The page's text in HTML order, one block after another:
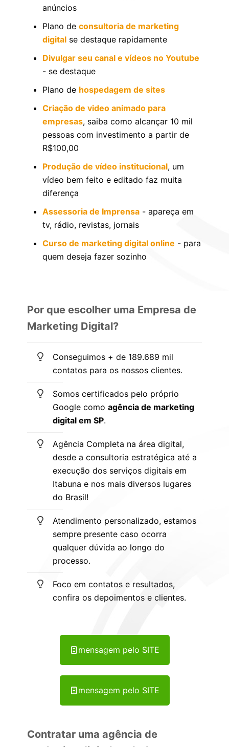
anúncios
Plano de consultoria de marketing
digital se destaque rapidamente
Divulgar seu canal e vídeos no Youtube
- se destaque
Plano de hospedagem de sites
Criação de video animado para
empresas, saiba como alcançar 10 mil
pessoas com investimento a partir de
R$100,00
Produção de vídeo institucional, um
vídeo bem feito e editado faz muita
diferença
Assessoria de Imprensa - apareça em
tv, rádio, revistas, jornais
Curso de marketing digital online - para
quem deseja fazer sozinho
Por que escolher uma Empresa de
Marketing Digital?
Conseguimos + de 189.689 mil
contatos para os nossos clientes.
Somos certificados pelo próprio
Google como agência de marketing
digital em SP.
Agência Completa na área digital,
desde a consultoria estratégica até a
execução dos serviços digitais em
Itabuna e nos mais diversos lugares
do Brasil!
Atendimento personalizado, estamos
sempre presente caso ocorra
qualquer dúvida ao longo do
processo.
Foco em contatos e resultados,
confira os depoimentos e clientes.
mensagem pelo SITE
mensagem pelo SITE
Contratar uma agência de